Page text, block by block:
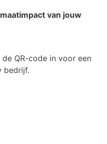
van jouw
QR-code in voor een
bedrijf.